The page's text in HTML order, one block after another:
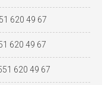
620 49 67
620 49 67
620 49 67